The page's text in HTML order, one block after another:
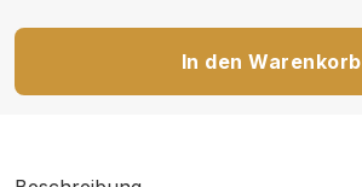
In den Warenkorb